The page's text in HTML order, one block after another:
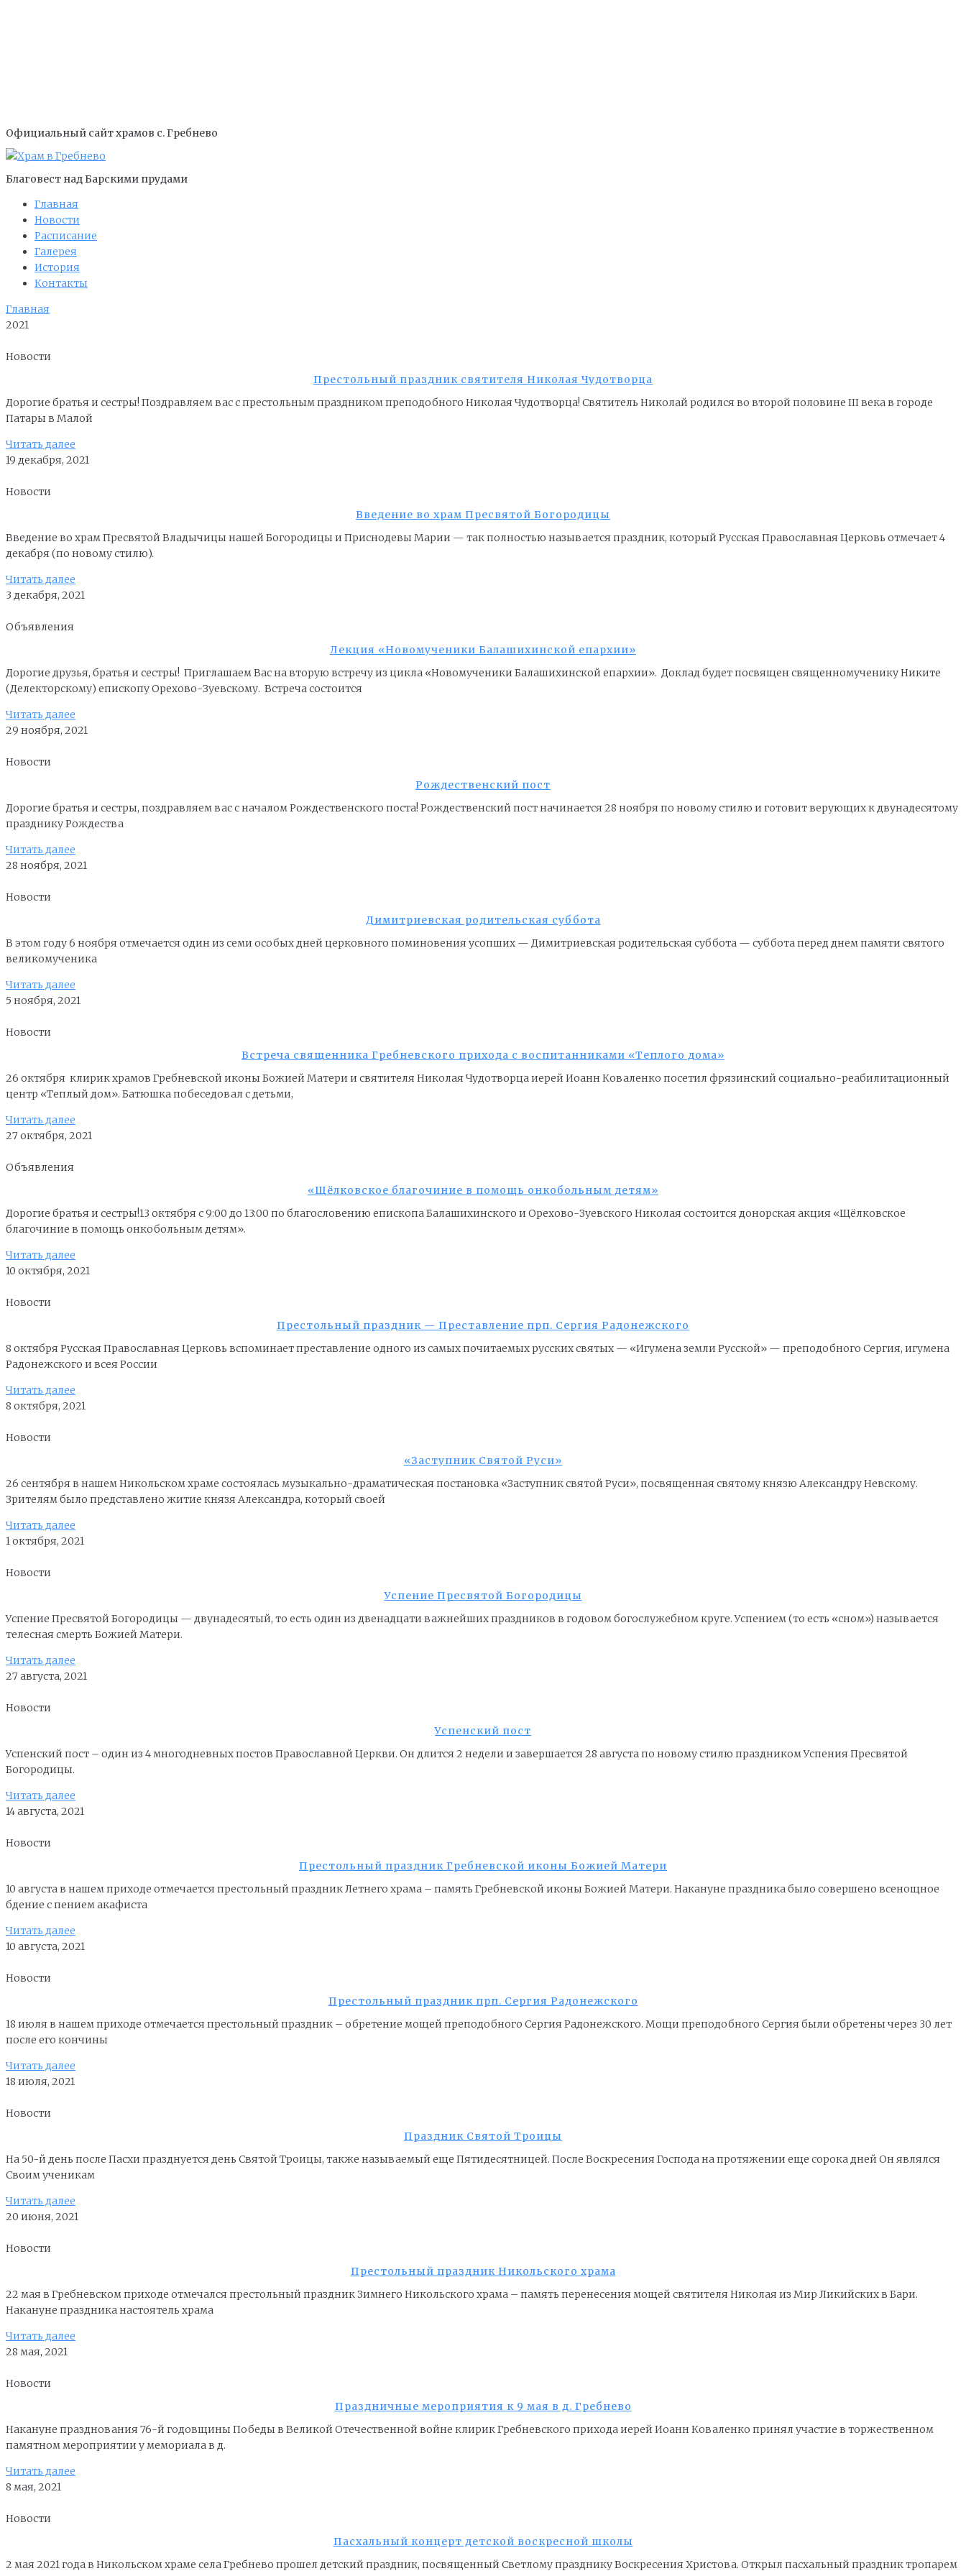
Официальный сайт храмов с. Гребнево
Благовест над Барскими прудами
Главная
Новости
Расписание
Галерея
История
Контакты
Главная
2021
Новости
Престольный праздник святителя Николая Чудотворца
Дорогие братья и сестры! Поздравляем вас с престольным праздником преподобного Николая Чудотворца! Святитель Николай родился во второй половине III века в городе
Патары в Малой
Читать далее
19 декабря, 2021
Новости
Введение во храм Пресвятой Богородицы
Введение во храм Пресвятой Владычицы нашей Богородицы и Приснодевы Марии — так полностью называется праздник, который Русская Православная Церковь отмечает 4
декабря (по новому стилю).
Читать далее
3 декабря, 2021
Объявления
Лекция «Новомученики Балашихинской епархии»
Дорогие друзья, братья и сестры! Приглашаем Вас на вторую встречу из цикла «Новомученики Балашихинской епархии». Доклад будет посвящен священномученику Никите
(Делекторскому) епископу Орехово-Зуевскому. Встреча состоится
Читать далее
29 ноября, 2021
Новости
Рождественский пост
Дорогие братья и сестры, поздравляем вас с началом Рождественского поста! Рождественский пост начинается 28 ноября по новому стилю и готовит верующих к двунадесятому
празднику Рождества
Читать далее
28 ноября, 2021
Новости
Димитриевская родительская суббота
В этом году 6 ноября отмечается один из семи особых дней церковного поминовения усопших — Димитриевская родительская суббота — суббота перед днем памяти святого
великомученика
Читать далее
5 ноября, 2021
Новости
Встреча священника Гребневского прихода с воспитанниками «Теплого дома»
26 октября клирик храмов Гребневской иконы Божией Матери и святителя Николая Чудотворца иерей Иоанн Коваленко посетил фрязинский социально-реабилитационный
центр «Теплый дом». Батюшка побеседовал с детьми,
Читать далее
27 октября, 2021
Объявления
«Щёлковское благочиние в помощь онкобольным детям»
Дорогие братья и сестры!13 октября с 9:00 до 13:00 по благословению епископа Балашихинского и Орехово-Зуевского Николая состоится донорская акция «Щёлковское
благочиние в помощь онкобольным детям».
Читать далее
10 октября, 2021
Новости
Престольный праздник — Преставление прп. Сергия Радонежского
8 октября Русская Православная Церковь вспоминает преставление одного из самых почитаемых русских святых — «Игумена земли Русской» — преподобного Сергия, игумена
Радонежского и всея России
Читать далее
8 октября, 2021
Новости
«Заступник Святой Руси»
26 сентября в нашем Никольском храме состоялась музыкально-драматическая постановка «Заступник святой Руси», посвященная святому князю Александру Невскому.
Зрителям было представлено житие князя Александра, который своей
Читать далее
1 октября, 2021
Новости
Успение Пресвятой Богородицы
Успение Пресвятой Богородицы — двунадесятый, то есть один из двенадцати важнейших праздников в годовом богослужебном круге. Успением (то есть «сном») называется
телесная смерть Божией Матери.
Читать далее
27 августа, 2021
Новости
Успенский пост
Успенский пост – один из 4 многодневных постов Православной Церкви. Он длится 2 недели и завершается 28 августа по новому стилю праздником Успения Пресвятой
Богородицы.
Читать далее
14 августа, 2021
Новости
Престольный праздник Гребневской иконы Божией Матери
10 августа в нашем приходе отмечается престольный праздник Летнего храма – память Гребневской иконы Божией Матери. Накануне праздника было совершено всенощное
бдение с пением акафиста
Читать далее
10 августа, 2021
Новости
Престольный праздник прп. Сергия Радонежского
18 июля в нашем приходе отмечается престольный праздник – обретение мощей преподобного Сергия Радонежского. Мощи преподобного Сергия были обретены через 30 лет
после его кончины
Читать далее
18 июля, 2021
Новости
Праздник Святой Троицы
На 50-й день после Пасхи празднуется день Святой Троицы, также называемый еще Пятидесятницей. После Воскресения Господа на протяжении еще сорока дней Он являлся
Своим ученикам
Читать далее
20 июня, 2021
Новости
Престольный праздник Никольского храма
22 мая в Гребневском приходе отмечался престольный праздник Зимнего Никольского храма – память перенесения мощей святителя Николая из Мир Ликийских в Бари.
Накануне праздника настоятель храма
Читать далее
28 мая, 2021
Новости
Праздничные мероприятия к 9 мая в д. Гребнево
Накануне празднования 76-й годовщины Победы в Великой Отечественной войне клирик Гребневского прихода иерей Иоанн Коваленко принял участие в торжественном
памятном мероприятии у мемориала в д.
Читать далее
8 мая, 2021
Новости
Пасхальный концерт детской воскресной школы
2 мая 2021 года в Никольском храме села Гребнево прошел детский праздник, посвященный Светлому празднику Воскресения Христова. Открыл пасхальный праздник тропарем